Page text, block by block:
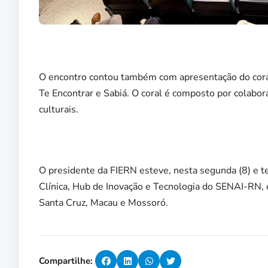
O encontro contou também com apresentação do
Te Encontrar e Sabiá. O coral é composto por
culturais.
O presidente da FIERN esteve, nesta segunda (8) e
Clínica, Hub de Inovação e Tecnologia do SENAI-
Santa Cruz, Macau e Mossoró.
Compartilhe: